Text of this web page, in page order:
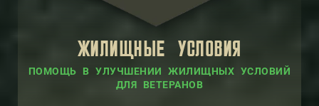
ЖИЛИЩНЫЕ УСЛОВИЯ
ПОМОЩЬ В УЛУЧШЕНИИ ЖИЛИЩНЫХ УСЛОВИЙ
ДЛЯ ВЕТЕРАНОВ